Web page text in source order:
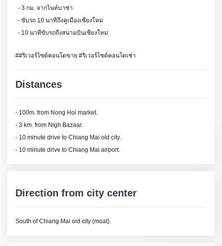
- 3 กม. จากไนท์บาซ่า
- ขับรถ 10 นาทีถึงคูเมืองเชียงใหม่
- 10 นาทีขับรถถึงสนามบินเชียงใหม่
##ริเวอร์ไซด์คอนโดขาย #ริเวอร์ไซด์คอนโดเช่า
Distances
- 100m. from Nong Hoi market.
- 3 km. from Nigh Bazaar.
- 10 minute drive to Chiang Mai old city.
- 10 minute drive to Chiang Mai airport.
Direction from city center
South of Chiang Mai old city (moat).